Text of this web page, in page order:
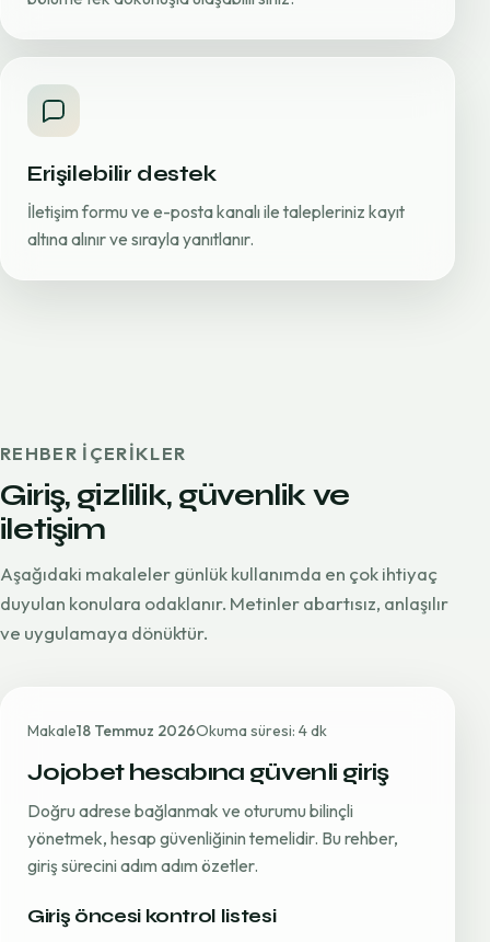
Erişilebilir destek
İletişim formu ve e-posta kanalı ile talepleriniz kayıt
altına alınır ve sırayla yanıtlanır.
REHBER IÇERIKLER
Giriş, gizlilik, güvenlik ve
iletişim
Aşağıdaki makaleler günlük kullanımda en çok ihtiyaç
duyulan konulara odaklanır. Metinler abartısız, anlaşılır
ve uygulamaya dönüktür.
Makale18 Temmuz 2026Okuma süresi: 4 dk
Jojobet hesabına güvenli giriş
Doğru adrese bağlanmak ve oturumu bilinçli
yönetmek, hesap güvenliğinin temelidir. Bu rehber,
giriş sürecini adım adım özetler.
Giriş öncesi kontrol listesi